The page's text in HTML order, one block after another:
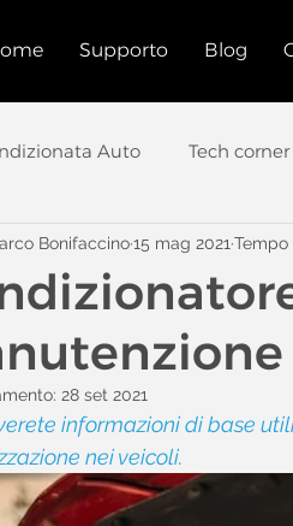
Supporto Blog
Auto Tech corner
Diagnosi Condizionatore
Bonifaccino15 mag 2021
28 set 2021
informazioni di base
nei veicoli.